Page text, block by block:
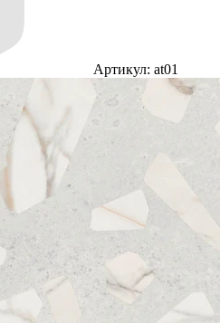
Артикул: at01